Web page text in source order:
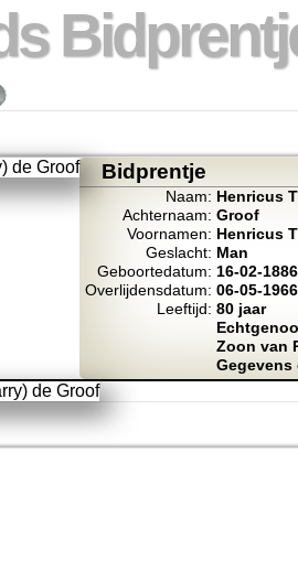
Bidprentje
Naam: Henricus
Achternaam: Groof
Voornamen: Henricus
Geslacht: Man
Geboortedatum: 16-02-1886
Overlijdensdatum: 06-05-1966
Leeftijd: 80 jaar
Zoon van
Gegevens